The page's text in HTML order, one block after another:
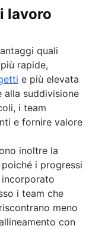
lavoro
quali
rapide,
e più elevata
alla suddivisione
i team
e fornire valore
inoltre la
i progressi
i team che
meno
con